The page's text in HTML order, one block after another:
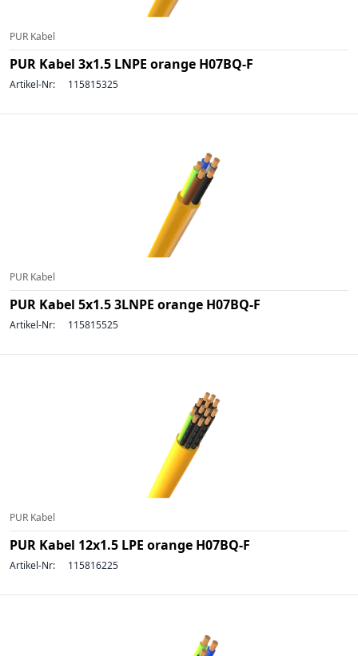
PUR Kabel
PUR Kabel 3x1.5 LNPE orange H07BQ-F
Artikel-Nr: 115815325
PUR Kabel
PUR Kabel 5x1.5 3LNPE orange H07BQ-F
Artikel-Nr: 115815525
PUR Kabel
PUR Kabel 12x1.5 LPE orange H07BQ-F
Artikel-Nr: 115816225